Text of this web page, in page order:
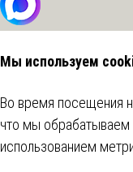
Мы используем
Во время посещения
что мы
использованием